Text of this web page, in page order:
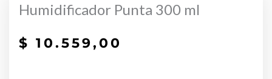
Humidificador Punta 300 ml
$ 10.559,00